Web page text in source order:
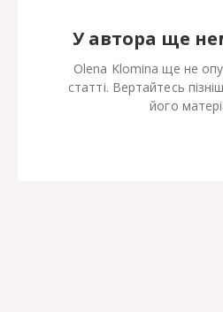
У автора ще
Olena Klomina ще не
статті. Вертайтесь
його